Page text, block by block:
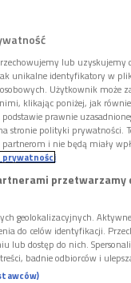
rywalami
się z
mecz z Polską na
lub uzyskujemy
unikalne identyfikatory w
Użytkownik może
klikając poniżej, jak
prawnie
stronie polityki prywatności.
i nie będą miały
prywatności
przetwarzamy
geolokalizacyjnych.
do celów identyfikacji.
lub dostęp do nich.
badnie odbiorców i